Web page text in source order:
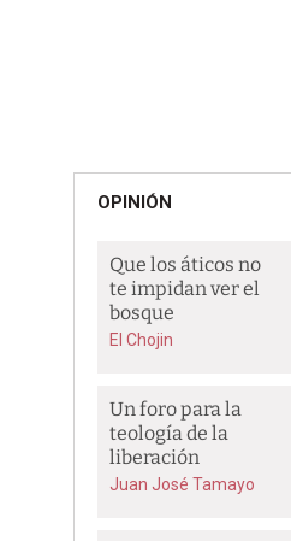
OPINIÓN
Que los áticos no
te impidan ver el
bosque
El Chojin
Un foro para la
teología de la
liberación
Juan José Tamayo